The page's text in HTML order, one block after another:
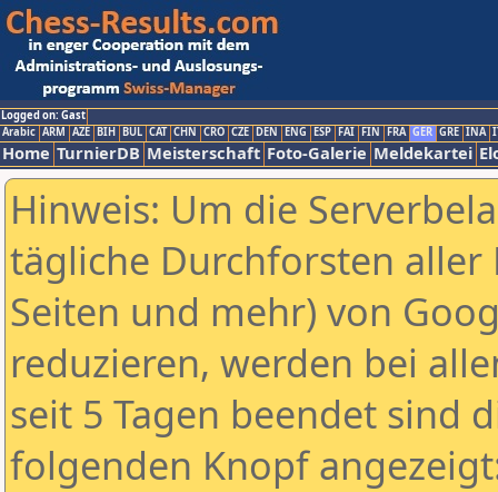
Logged on: Gast
Arabic ARM AZE BIH BUL CAT CHN CRO CZE DEN ENG ESP FAI FIN FRA GER GRE INA
Home TurnierDB Meisterschaft Foto-Galerie Meldekartei
Hinweis: Um die
tägliche Durchforsten aller
Seiten und mehr) von
reduzieren, werden bei
seit 5 Tagen beendet sind
folgenden Knopf